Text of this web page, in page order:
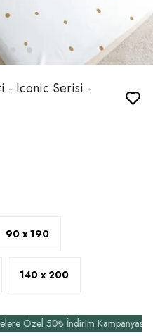
- Iconic Serisi -
90 x 190
140 x 200
Özel 50₺ İndirim Kampanyasından